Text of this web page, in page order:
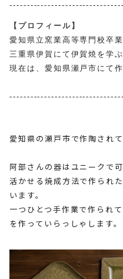
【プロフィール】
愛知県⽴窯業⾼等専門校卒業
三重県伊賀にて伊賀焼を学ぶ
現在は、愛知県瀬戸市にて
愛知県の瀬戸市で作陶され
阿部さんの器はユニークで
活かせる焼成方法で作られ
います。
一つひとつ手作業で作られ
を作っていらっしゃします。